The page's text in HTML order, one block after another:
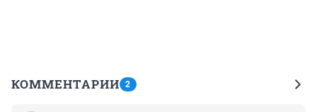
КОММЕНТАРИИ 2